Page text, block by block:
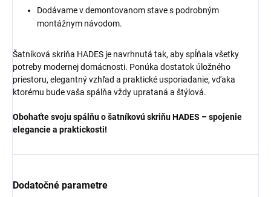
Dodávame v demontovanom stave s podrobným
montážnym návodom.
Šatníková skriňa HADES je navrhnutá tak, aby spĺňala všetky
potreby modernej domácnosti. Ponúka dostatok úložného
priestoru, elegantný vzhľad a praktické usporiadanie, vďaka
ktorému bude vaša spálňa vždy uprataná a štýlová.
Obohaťte svoju spálňu o šatníkovú skriňu HADES – spojenie
elegancie a praktickosti!
Dodatočné parametre